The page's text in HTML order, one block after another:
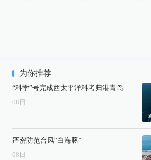
为你推荐
“科学”号完成西太平洋科考归港青岛
08 日
严密防范台风“白海豚”
08 日